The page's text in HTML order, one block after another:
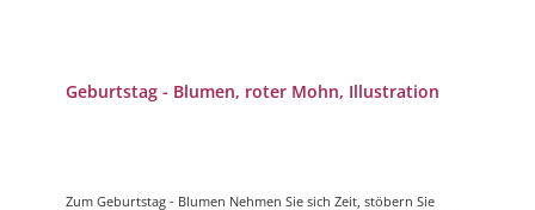
Geburtstag - Blumen, roter Mohn, Illustration
Zum Geburtstag - Blumen Nehmen Sie sich Zeit, stöbern Sie